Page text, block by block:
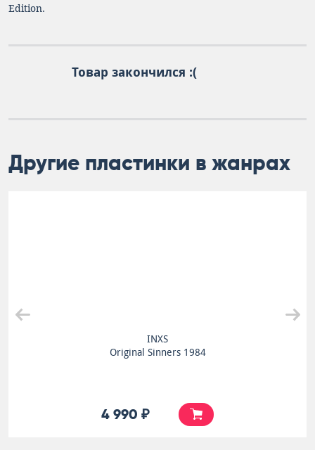
Edition.
Товар закончился :(
Другие пластинки в жанрах
A Night At The Opera
8 990 ₽